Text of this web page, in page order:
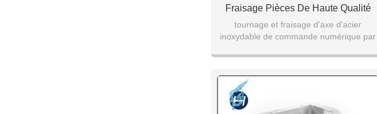
Fraisage Pièces De Haute Qualité
Personnalisé Usinage De Haute
Précision En Acier Inoxydable Cnc
Pièces D'usinage
tournage et fraisage d'axe d'acier
inoxydable de commande numérique par